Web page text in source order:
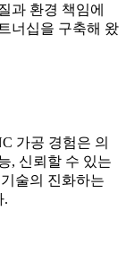
과 환경 책임에
너십을 구축해 왔
가공 경험은 의
, 신뢰할 수 있는
술의 진화하는
.